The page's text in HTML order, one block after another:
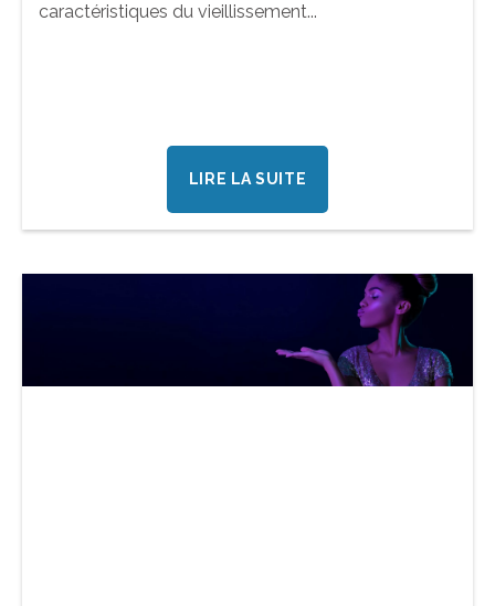
caractéristiques du vieillissement...
LIRE LA SUITE